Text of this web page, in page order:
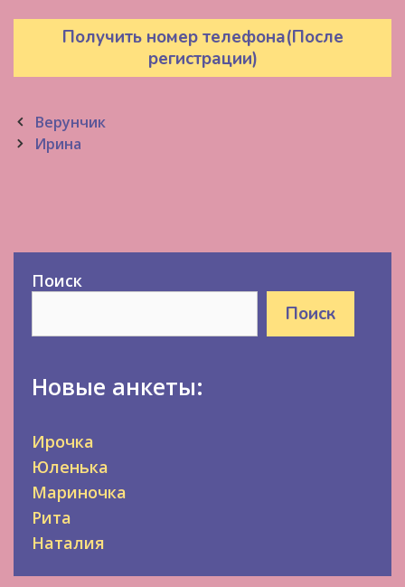
Получить номер телефона(После
регистрации)
Post
navigation
Верунчик
Ирина
Поиск
Поиск
Новые анкеты:
Ирочка
Юленька
Мариночка
Рита
Наталия